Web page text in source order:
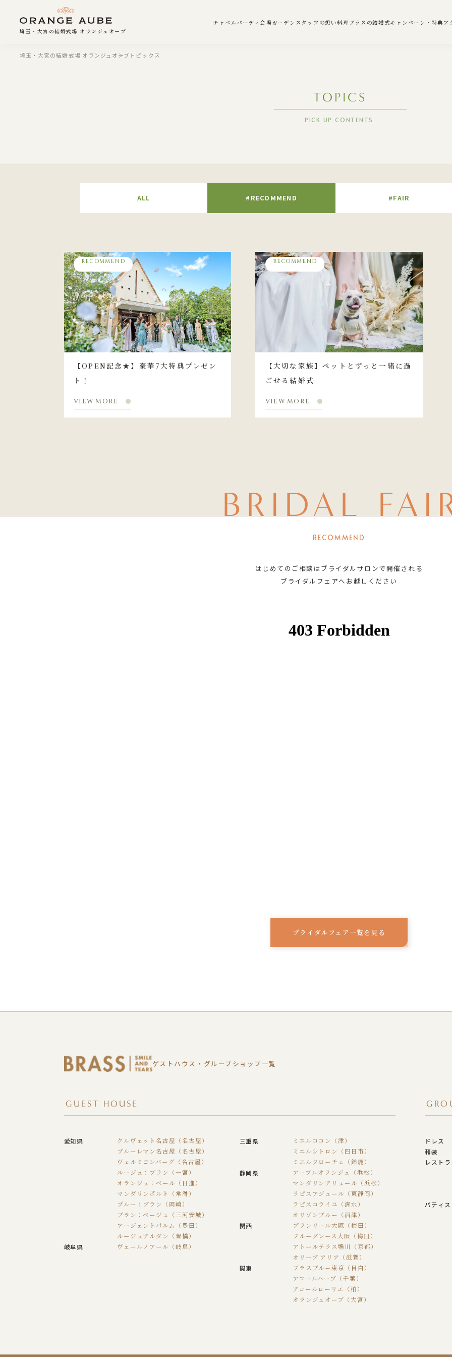
埼玉・大宮の結婚式場 オランジュオーブ
チャペルパーティ会場ガーデン スタッフの想い料理ブラスの結婚式キャンペーン・特典ア
埼玉・大宮の結婚式場 オランジュオーブ トピックス
TOPICS
PICK UP CONTENTS
ALL #RECOMMEND #FAIR
RECOMMEND
【OPEN記念★】豪華7大特典プレゼン
ト！
VIEW MORE
RECOMMEND
【大切な家族】ペットとずっと一緒に過
ごせる結婚式
VIEW MORE
BRIDAL
RECOMMEND
はじめてのご相談はブライダルサロンで開催される
ブライダルフェアへお越しください
ブライダルフェア一覧を見る
ゲストハウス・グループショップ一覧
GUEST HOUSE
愛知県
クルヴェット名古屋（名古屋）
ブルーレマン名古屋（名古屋）
ヴェルミヨンバーグ（名古屋）
ルージュ：ブラン（一宮）
オランジュ：ベール（日進）
マンダリンポルト（常滑）
ブルー：ブラン（岡崎）
ブラン：ベージュ（三河安城）
アージェントパルム（豊田）
ルージュアルダン（豊橋）
岐阜県 ヴェールノアール（岐阜）
三重県
ミエルココン（津）
ミエルシトロン（四日市）
ミエルクローチェ（鈴鹿）
静岡県
アーブルオランジュ（浜松）
マンダリンアリュール（浜松）
ラピスアジュール（東静岡）
ラピスコライユ（清水）
オリゾンブルー（沼津）
関西
ブランリール大阪（梅田）
ブルーグレース大阪（梅田）
アトールテラス鴨川（京都）
オリーブ アリア（滋賀）
関東
ブラスブルー東京（目白）
アコールハーブ（千葉）
アコールローリエ（柏）
オランジュオーブ（大宮）
ドレス
和装
レスト
パティ